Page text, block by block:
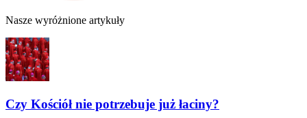
Nasze wyróżnione artykuły
Czy Kościół nie potrzebuje już łaciny?